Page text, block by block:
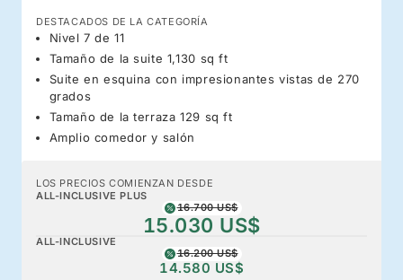
DESTACADOS DE LA CATEGORÍA
Nivel 7 de 11
Tamaño de la suite 1,130 sq ft
Suite en esquina con impresionantes vistas de 270
grados
Tamaño de la terraza 129 sq ft
Amplio comedor y salón
LOS PRECIOS COMIENZAN DESDE
ALL-INCLUSIVE PLUS
16.700 US$
15.030 US$
ALL-INCLUSIVE
16.200 US$
14.580 US$